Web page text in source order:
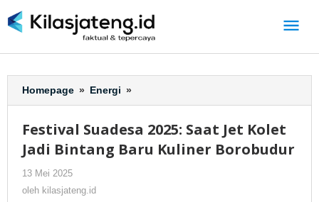
ke
Homepage » Energi »
Suadesa
Saat
Jet
Festival Suadesa 2025: Saat Jet Kolet
Jadi Bintang Baru Kuliner Borobudur
13 Mei 2025
kilasjateng.id
oleh kilasjateng.id